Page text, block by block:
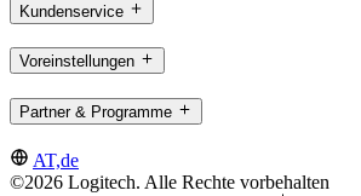
Kundenservice
Voreinstellungen
Partner & Programme
AT,de
©2026 Logitech. Alle Rechte vorbehalten